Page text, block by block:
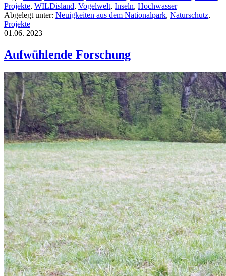
Projekte, WILDisland, Vogelwelt, Inseln, Hochwasser
Abgelegt unter: Neuigkeiten aus dem Nationalpark, Naturschutz,
Projekte
01.06. 2023
Aufwühlende Forschung